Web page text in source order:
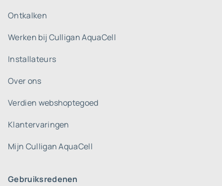
Ontkalken
Werken bij Culligan AquaCell
Installateurs
Over ons
Verdien webshoptegoed
Klantervaringen
Mijn Culligan AquaCell
Gebruiksredenen